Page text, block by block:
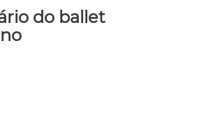
do ballet